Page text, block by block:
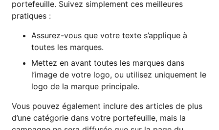
portefeuille. Suivez simplement ces meilleures
pratiques :
Assurez-vous que votre texte s’applique à
toutes les marques.
Mettez en avant toutes les marques dans
l’image de votre logo, ou utilisez uniquement le
logo de la marque principale.
Vous pouvez également inclure des articles de plus
d’une catégorie dans votre portefeuille, mais la